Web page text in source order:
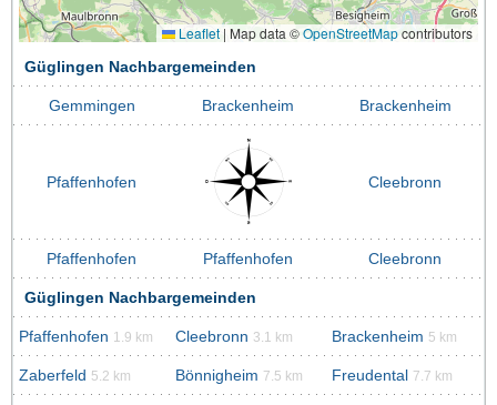
Leaflet | Map data ©OpenStreetMapcontributors
Güglingen Nachbargemeinden
Gemmingen Brackenheim Brackenheim
Pfaffenhofen Cleebronn
Pfaffenhofen Pfaffenhofen Cleebronn
Güglingen Nachbargemeinden
Pfaffenhofen 1.9 km Cleebronn 3.1 km Brackenheim 5 km
Zaberfeld 5.2 km Bönnigheim 7.5 km Freudental 7.7 km